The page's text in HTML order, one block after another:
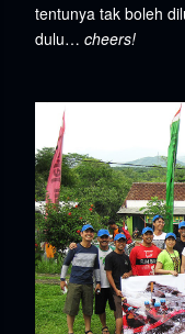
tentunya tak boleh
dulu… cheers!